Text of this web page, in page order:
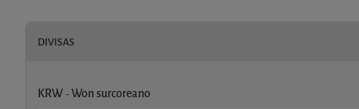
DIVISAS
KRW - Won surcoreano